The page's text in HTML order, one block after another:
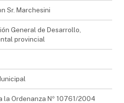
Sr. Marchesini
General de Desarrollo,
provincial
la Ordenanza Nº 10761/2004